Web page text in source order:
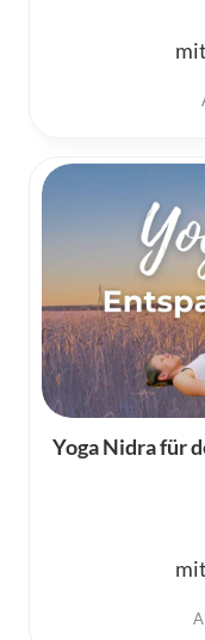
Yoga Nidra für